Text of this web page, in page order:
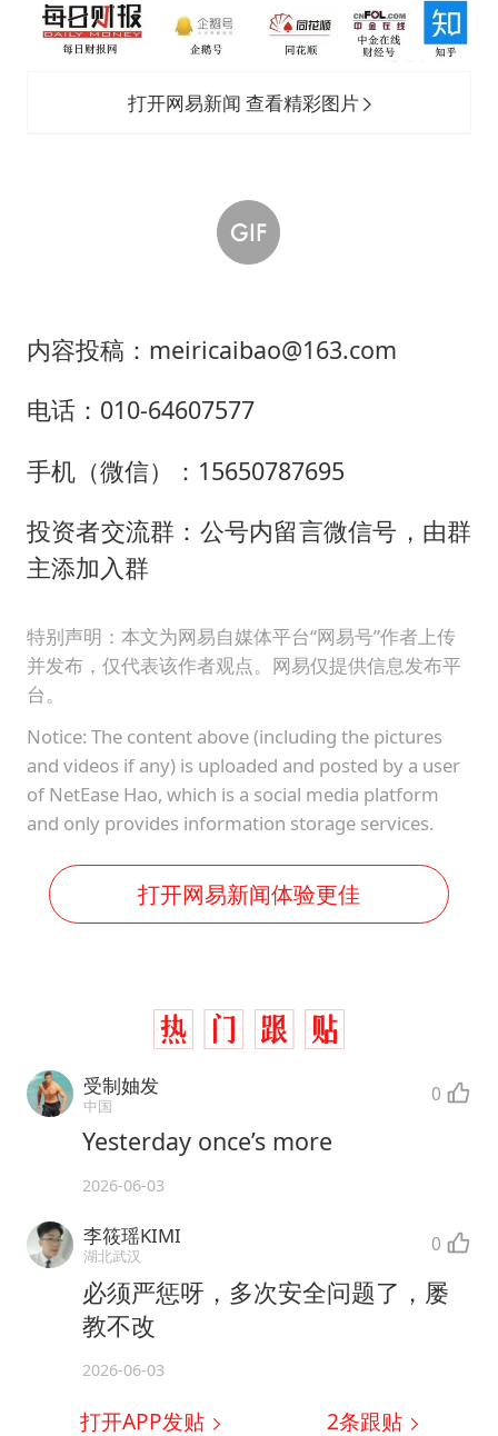
打开网易新闻 查看精彩图片
内容投稿：meiricaibao@163.com
电话：010-64607577
手机（微信）：15650787695
投资者交流群：公号内留言微信号，由群
主添加入群
特别声明：本文为网易自媒体平台“网易号”作者上传
并发布，仅代表该作者观点。网易仅提供信息发布平
台。
Notice: The content above (including the pictures
and videos if any) is uploaded and posted by a user
of NetEase Hao, which is a social media platform
and only provides information storage services.
打开网易新闻体验更佳
受制妯发
中国 0
Yesterday once’s more
2026-06-03
李筱瑶KIMI
湖北武汉 0
必须严惩呀，多次安全问题了，屡
教不改
2026-06-03
打开APP发贴 2条跟贴